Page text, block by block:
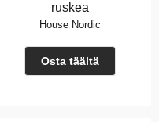
ruskea
House Nordic
Osta täältä